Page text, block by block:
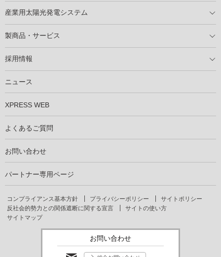
産業用太陽光発電システム
製商品・サービス
採用情報
ニュース
XPRESS WEB
よくあるご質問
お問い合わせ
パートナー専用ページ
コンプライアンス基本方針 プライバシーポリシー
サイトポリシー
反社会的勢力との関係遮断に関する宣言
サイトの使い方
サイトマップ
お問い合わせ